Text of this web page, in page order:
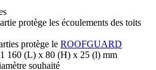
protège les écoulements des toits
protège le ROOFGUARD
160 (L) x 80 (H) x 25 (l) mm
souhaité